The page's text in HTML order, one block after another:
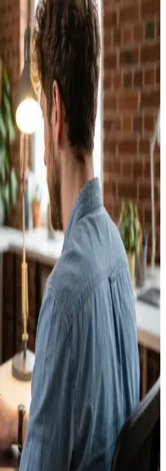
Fertig.
SEO-Tool, Mini-CRM.
wir entwickeln es mit
auf Hetzner in Deutschland,
weiterentwickeln kannst.